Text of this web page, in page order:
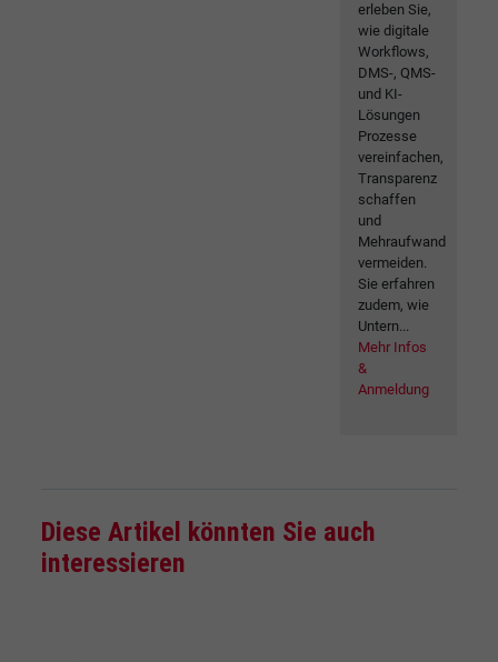
erleben Sie,
wie digitale
Workflows,
DMS-, QMS-
und KI-
Lösungen
Prozesse
vereinfachen,
Transparenz
schaffen
und
Mehraufwand
vermeiden.
Sie erfahren
zudem, wie
Untern...
Mehr Infos
&
Anmeldung
Diese Artikel könnten Sie auch
interessieren